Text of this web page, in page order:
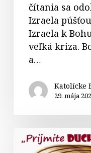
čítania sa
Izraela
Izraela k
veľká kríza.
a…
Katolícke
29. mája
Komentáre